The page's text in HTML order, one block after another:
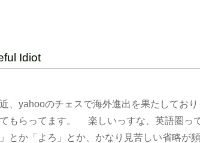
Idiot
、yahooのチェスで海外進出を果たしてお
もらってます。 楽しいっすな、英語圏
とか「よろ」とか、かなり見苦しい省略が